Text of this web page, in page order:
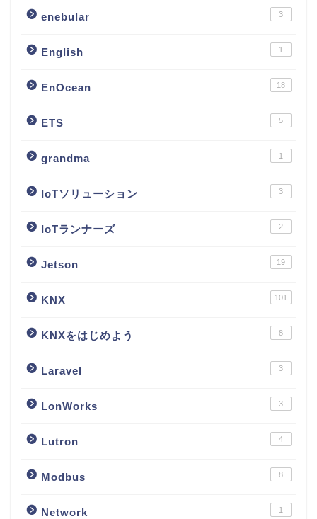
enebular 3
English 1
EnOcean 18
ETS 5
grandma 1
IoTソリューション 3
IoTランナーズ 2
Jetson 19
KNX 101
KNXをはじめよう 8
Laravel 3
LonWorks 3
Lutron 4
Modbus 8
Network 1